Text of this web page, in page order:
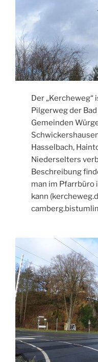
Der „Kercheweg“
Pilgerweg der
Gemeinden
Hasselbach,
Niederselters
Beschreibung
man im Pfarrbüro
kann